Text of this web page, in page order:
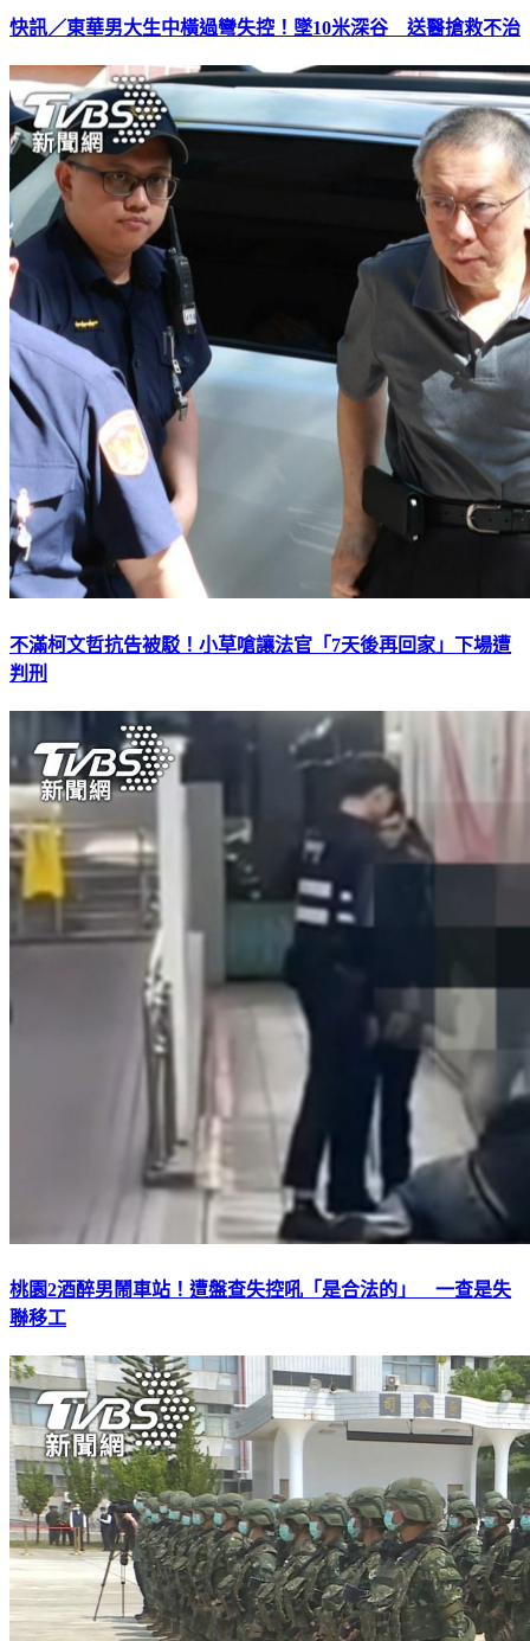
快訊／東華男大生中橫過彎失控！墜10米深谷 送醫搶救不治
不滿柯文哲抗告被駁！小草嗆讓法官「7天後再回家」下場遭
判刑
桃園2酒醉男鬧車站！遭盤查失控吼「是合法的」 一查是失
聯移工